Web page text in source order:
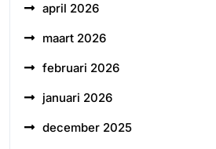
april 2026
maart 2026
februari 2026
januari 2026
december 2025